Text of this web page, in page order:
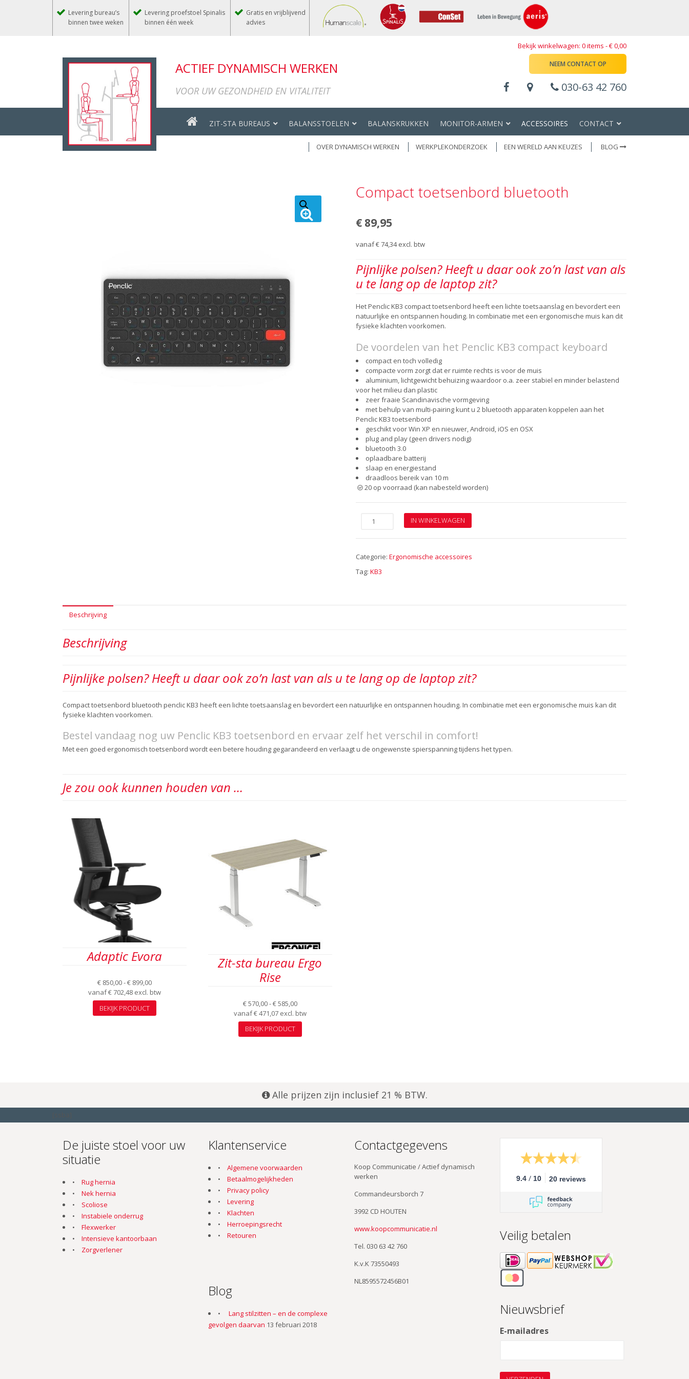
Levering bureau’s
binnen twee weken
Levering proefstoel Spinalis
binnen één week
Gratis en vrijblijvend
advies
Bekijk winkelwagen: 0 items -€0,00
ACTIEF DYNAMISCH WERKEN
VOOR UW GEZONDHEID EN VITALITEIT
NEEM CONTACT OP
030-63 42 760
ZIT-STA BUREAUS BALANSSTOELEN BALANSKRUKKEN MONITOR-ARMEN ACCESSOIRES CONTACT
OVER DYNAMISCH WERKEN WERKPLEKONDERZOEK EEN WERELD AAN KEUZES BLOG
Compact toetsenbord bluetooth
€ 89,95
vanaf€74,34excl. btw
Pijnlijke polsen? Heeft u daar ook zo’n last van als
u te lang op de laptop zit?
Het Penclic KB3 compact toetsenbord heeft een lichte toetsaanslag en bevordert een
natuurlijke en ontspannen houding. In combinatie met een ergonomische muis kan dit
fysieke klachten voorkomen.
De voordelen van het Penclic KB3 compact keyboard
compact en toch volledig
compacte vorm zorgt dat er ruimte rechts is voor de muis
aluminium, lichtgewicht behuizing waardoor o.a. zeer stabiel en minder belastend
voor het milieu dan plastic
zeer fraaie Scandinavische vormgeving
met behulp van multi-pairing kunt u 2 bluetooth apparaten koppelen aan het
Penclic KB3 toetsenbord
geschikt voor Win XP en nieuwer, Android, iOS en OSX
plug and play (geen drivers nodig)
bluetooth 3.0
oplaadbare batterij
slaap en energiestand
draadloos bereik van 10 m
20 op voorraad (kan nabesteld worden)
Compact
toetsenbord
bluetooth
IN WINKELWAGEN
Categorie: Ergonomische accessoires
Tag: KB3
Beschrijving
Beschrijving
Pijnlijke polsen? Heeft u daar ook zo’n last van als u te lang op de laptop zit?
Compact toetsenbord bluetooth penclic KB3 heeft een lichte toetsaanslag en bevordert een natuurlijke en ontspannen houding. In combinatie met een ergonomische muis kan dit
fysieke klachten voorkomen.
Bestel vandaag nog uw Penclic KB3 toetsenbord en ervaar zelf het verschil in comfort!
Met een goed ergonomisch toetsenbord wordt een betere houding gegarandeerd en verlaagt u de ongewenste spierspanning tijdens het typen.
Je zou ook kunnen houden van …
Adaptic Evora
€ 850,00-€ 899,00Prijsklasse:
€ 850,00
tot
vanaf€702,48 excl. btw
BEKIJK PRODUCT
Dit
de
Zit-sta bureau Ergo
Rise
€570,00-€585,00Prijsklasse:
€ 570,00
tot
vanaf€471,07excl. btw
BEKIJK PRODUCT
Dit
kan
gekozen
worden
Alle prijzen zijn inclusief 21 % BTW.
De juiste stoel voor uw
situatie
Rug hernia
Nek hernia
Scoliose
Instabiele onderrug
Flexwerker
Intensieve kantoorbaan
Zorgverlener
Klantenservice
Algemene voorwaarden
Betaalmogelijkheden
Privacy policy
Levering
Klachten
Herroepingsrecht
Retouren
Blog
Lang stilzitten – en de complexe
gevolgen daarvan 13 februari 2018
Contactgegevens
Koop Communicatie / Actief dynamisch
werken
Commandeursborch 7
3992 CD HOUTEN
www.koopcommunicatie.nl
Tel. 030 63 42 760
K.v.K 73550493
NL8595572456B01
9.4 / 10 20 reviews
Veilig betalen
Nieuwsbrief
E-mailadres